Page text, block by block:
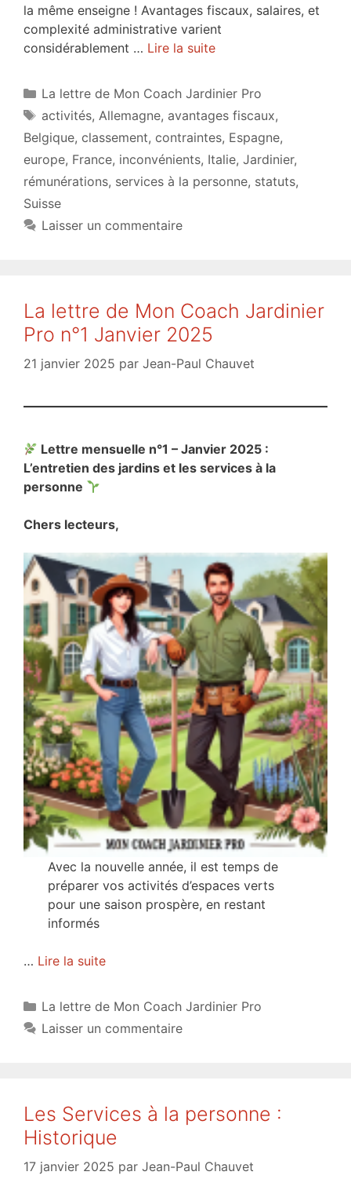
la même enseigne ! Avantages fiscaux, salaires, et
complexité administrative varient
considérablement … Lire la suite
Catégories
La lettre de Mon Coach Jardinier Pro
Étiquettes
activités, Allemagne, avantages fiscaux,
Belgique, classement, contraintes, Espagne,
europe, France, inconvénients, Italie, Jardinier,
rémunérations, services à la personne, statuts,
Suisse
Laisser un commentaire
La lettre de Mon Coach Jardinier
Pro n°1 Janvier 2025
21 janvier 2025 par Jean-Paul Chauvet
Lettre mensuelle n°1 – Janvier 2025 :
L’entretien des jardins et les services à la
personne
Chers lecteurs,
Avec la nouvelle année, il est temps de
préparer vos activités d’espaces verts
pour une saison prospère, en restant
informés
… Lire la suite
Catégories
La lettre de Mon Coach Jardinier Pro
Laisser un commentaire
Les Services à la personne :
Historique
17 janvier 2025 par Jean-Paul Chauvet